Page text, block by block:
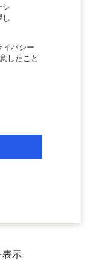
シ
イバシー
したこと
表示